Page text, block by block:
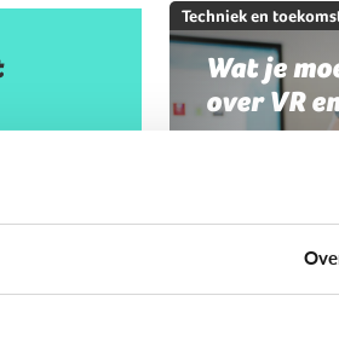
Techniek en
Wat je
over VR